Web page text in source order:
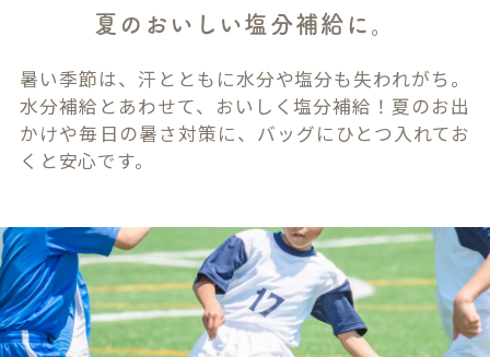
夏のおいしい塩分補給に。
暑い季節は、汗とともに水分や塩分も失われがち。
水分補給とあわせて、おいしく塩分補給！夏のお出
かけや毎日の暑さ対策に、バッグにひとつ入れてお
くと安心です。